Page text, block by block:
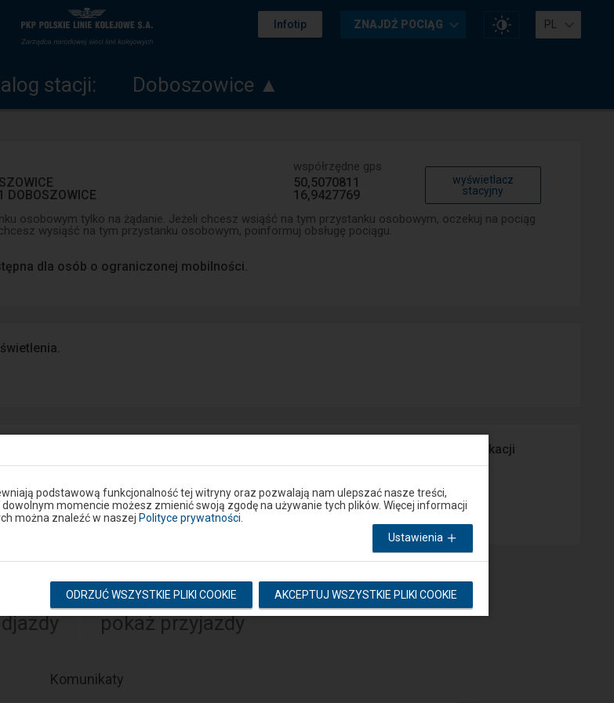
Infotip ZNAJDŹ POCIĄG
Zmień
kontrast
PL
Katalog
Strona
stacji: Doboszowice ▲
DOBOSZOWICE
współrzędne gps
50,5070811
16,9427769
wyświetlacz
stacyjny
osobowym tylko na żądanie. Jeżeli chcesz wsiąść na tym przystanku osobowym, oczekuj na pociąg
wysiąść na tym przystanku osobowym, poinformuj obsługę pociągu.
dla osób o ograniczonej mobilności.
do peronu? Zgłoś problem w portalu Sprawny Peron lub za pośrednictwem aplikacji
Google Play App Store
Rozkład na stacji
pokaż przyjazdy
Komunikaty
podstawową funkcjonalność tej witryny oraz pozwalają nam ulepszać nasze treści,
momencie możesz zmienić swoją zgodę na używanie tych plików. Więcej informacji
można znaleźć w naszej Polityce prywatności
Ustawienia
ODRZUĆ WSZYSTKIE PLIKI COOKIE AKCEPTUJ WSZYSTKIE PLIKI COOKIE